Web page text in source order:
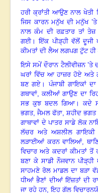
ਹਰੀ ਕ੍ਰਾਂਤੀ ਆਉਣ ਨਾਲ
ਜਿਸ ਕਾਰਨ ਮਨੁੱਖ ਦੀ ਮਨੁੱਖ
ਨਾਲ ਕੰਮ ਦੀ ਰਫ਼ਤਾਰ ਤਾਂ
ਗਈ। ਇੱਕ ਪੀੜ੍ਹੀ ਵੱਲੋਂ ਦੂਜੀ
ਕੀਮਤਾਂ ਦੀ ਲੈਅ ਲਗਪਗ ਟੁੱਟ
ਇਸੇ ਸਮੇਂ ਦੌਰਾਨ ਟੈਲੀਵੀਜ਼ਨ ’ਤੇ
ਘਰਾਂ ਵਿੱਚ ਆ ਹਾਜ਼ਰ ਹੋਏ ਅਤੇ
ਬਣ ਗਏ। ਪੰਜਾਬੀ ਗਾਇਕਾਂ ਦਾ
ਗਥਾਵਾਂ,ਕਲੀਆਂ ਗਾਉਣ ਦਾ
ਸਭ ਕੁਝ ਬਦਲ ਗਿਆ। ਕਦੇ
ਭਗਤ, ਜੈਮਲ ਫੱਤਾ, ਸ਼ਹੀਦ ਭਗਤ
ਗਾਥਾਵਾਂ ਦੇ ਪਾਤਰ ਸਾਡੇ ਲੋਕ
ਲੱਚਰ ਅਤੇ ਅਸ਼ਲੀਲ
ਲੜਾਈਆਂ ਕਰਨ ਵਾਲਿਆਂ,
ਵਿਚਾਰ ਅਤੇ ਕਦਰਾਂ ਕੀਮਤਾਂ
ਬਣਾ ਕੇ ਸਾਡੀ ਨੌਜਵਾਨ
ਸਾਹਮਣੇ ਰੋਲ ਮਾਡਲ ਦਾ ਬੜਾ
ਧੀਆਂ ਭੈਣਾਂ ਦੀਆਂ ਇੱਜ਼ਤਾਂ ਦੀ
ਜਾ ਰਹੇ ਹਨ,ਇਹ ਗੱਲ